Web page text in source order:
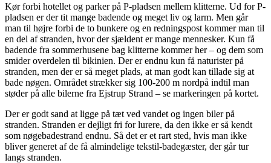
Kør forbi hotellet og parker på P-pladsen mellem klitterne. Ud for P-
pladsen er der tit mange badende og meget liv og larm. Men går
man til højre forbi de to bunkere og en redningspost kommer man til
en del af stranden, hvor der sjældent er mange mennesker. Kun få
badende fra sommerhusene bag klitterne kommer her – og dem som
smider overdelen til bikinien. Der er endnu kun få naturister på
stranden, men der er så meget plads, at man godt kan tillade sig at
bade nøgen. Området strækker sig 100-200 m nordpå indtil man
støder på alle bilerne fra Ejstrup Strand – se markeringen på kortet.
Der er godt sand at ligge på tæt ved vandet og ingen biler på
stranden. Stranden er dejligt fri for lurere, da den ikke er så kendt
som nøgebadestrand endnu. Så det er et rart sted, hvis man ikke
bliver generet af de få almindelige tekstil-badegæster, der går tur
langs stranden.